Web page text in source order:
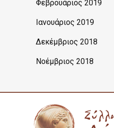
Φεβρουάριος 2019
Ιανουάριος 2019
Δεκέμβριος 2018
Νοέμβριος 2018